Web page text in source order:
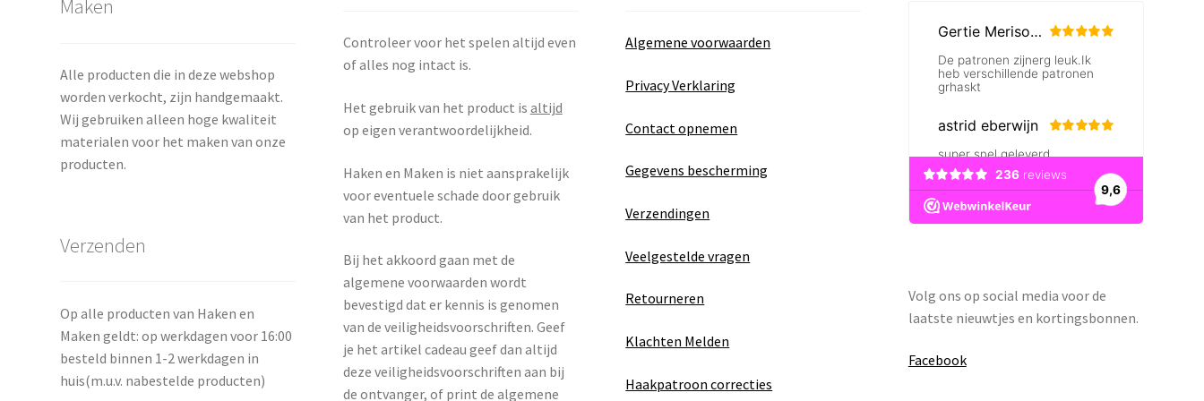
Maken
Alle producten die in deze webshop
worden verkocht, zijn handgemaakt.
Wij gebruiken alleen hoge kwaliteit
materialen voor het maken van onze
producten.
Verzenden
Op alle producten van Haken en
Maken geldt: op werkdagen voor 16:00
besteld binnen 1-2 werkdagen in
huis(m.u.v. nabestelde producten)
Controleer voor het spelen altijd even
of alles nog intact is.
Het gebruik van het product is altijd
op eigen verantwoordelijkheid.
Haken en Maken is niet aansprakelijk
voor eventuele schade door gebruik
van het product.
Bij het akkoord gaan met de
algemene voorwaarden wordt
bevestigd dat er kennis is genomen
van de veiligheidsvoorschriften. Geef
je het artikel cadeau geef dan altijd
deze veiligheidsvoorschriften aan bij
de ontvanger, of print de algemene
Algemene voorwaarden
Privacy Verklaring
Contact opnemen
Gegevens bescherming
Verzendingen
Veelgestelde vragen
Retourneren
Klachten Melden
Haakpatroon correcties
Volg ons op social media voor de
laatste nieuwtjes en kortingsbonnen.
Facebook